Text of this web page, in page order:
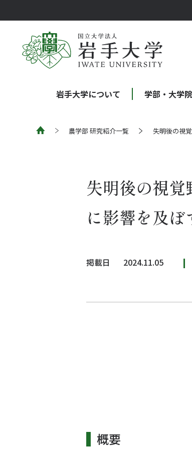
岩手大学について 学部・大学
農学部 研究紹介一覧 失明後の視
失明後の視
に影響を及ぼ
掲載日 2024.11.05
概要